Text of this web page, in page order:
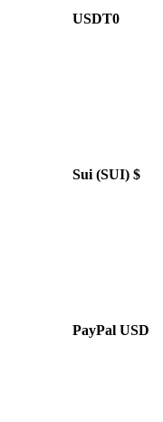
USDT0
Sui (SUI) $
PayPal USD